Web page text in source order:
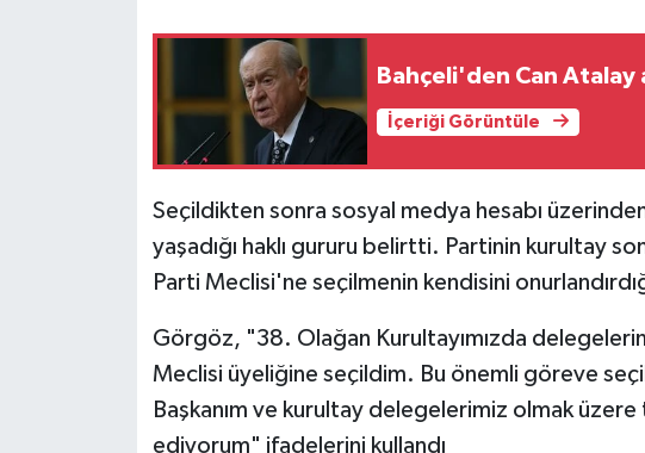
Bahçeli'den Can Atalay
İçeriği Görüntüle
Seçildikten sonra sosyal medya hesabı
yaşadığı haklı gururu belirtti. Partinin kurultay
Parti Meclisi'ne seçilmenin kendisini
Görgöz, "38. Olağan Kurultayımızda
Meclisi üyeliğine seçildim. Bu önemli göreve
Başkanım ve kurultay delegelerimiz olmak
ediyorum" ifadelerini kullandı